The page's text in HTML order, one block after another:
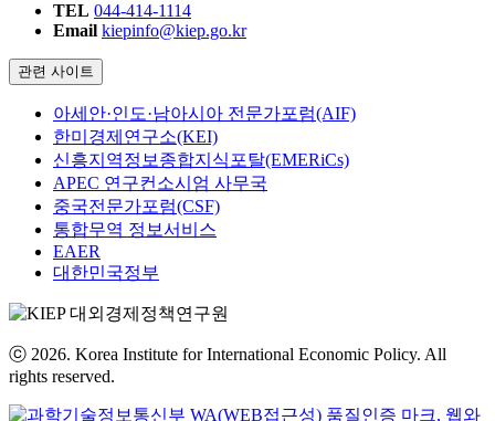
TEL 044-414-1114
Email kiepinfo@kiep.go.kr
관련 사이트
아세안·인도·남아시아 전문가포럼(AIF)
한미경제연구소(KEI)
신흥지역정보종합지식포탈(EMERiCs)
APEC 연구컨소시엄 사무국
중국전문가포럼(CSF)
통합무역 정보서비스
EAER
대한민국정부
ⓒ 2026. Korea Institute for International Economic Policy. All
rights reserved.